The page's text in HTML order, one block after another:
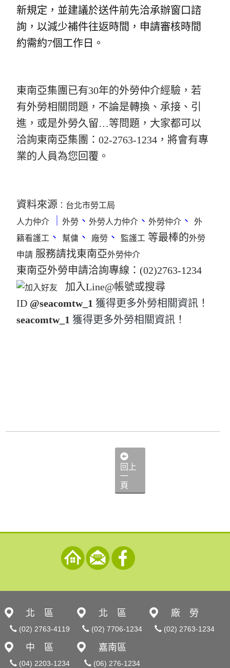
新規定，並建議於送件前先洽承辦窗口諮
詢，以減少補件往返時間，申請審核時間
約需約7個工作日。
東南亞集團已有30年的外勞仲介經驗，若
有外勞相關問題，不論是轉換、承接、引
進，或是外勞久留…等問題，大家都可以
洽詢東南亞集團：02-2763-1234，將會有專
業的人員為您回覆。
資料來源 ： 台北市勞工局
人力仲介
｜外勞 、外勞人力仲介 、外勞仲介 、
外
籍看護工 、 幫傭 、 廠勞 、 監護工 等最棒的外勞
申請 服務請找東南亞外勞仲介
東南亞外勞申請洽詢專線：(02)2763-1234
​加入Line@帳號或搜尋
ID @seacomtw_1 獲得更多外勞相關資訊！
seacomtw_1 獲得更多外勞相關資訊！
回上
一
頁
北 區
(02) 2763-4119
北 區
(02) 7706-1234
廠 勞
(02) 2763-1234
中 區
(04) 2203-1234
嘉南區
(06) 276-1234